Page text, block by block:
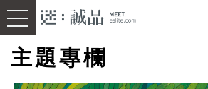
主題專欄